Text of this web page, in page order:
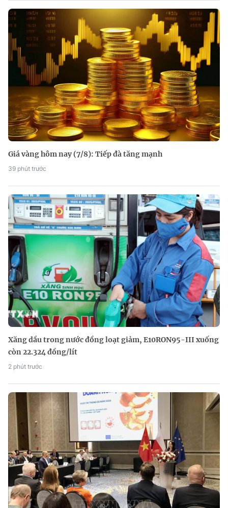
Giá vàng hôm nay (7/8): Tiếp đà tăng mạnh
39 phút trước
Xăng dầu trong nước đồng loạt giảm, E10RON95-III xuống
còn 22.324 đồng/lít
2 phút trước